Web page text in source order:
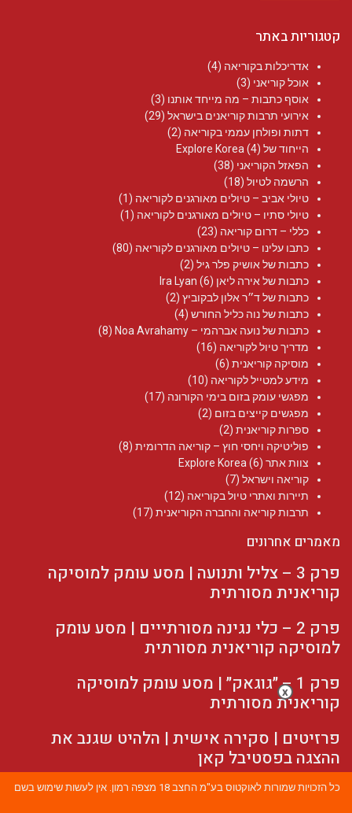
קטגוריות באתר
אדריכלות בקוריאה (4)
אוכל קוריאני (3)
אוסף כתבות – מה מייחד אותנו (3)
אירועי תרבות קוריאנים בישראל (29)
דתות ופולחן עממי בקוריאה (2)
הייחוד של Explore Korea (4)
הפאזל הקוריאני (38)
הרשמה לטיול (18)
טיולי אביב – טיולים מאורגנים לקוריאה (1)
טיולי סתיו – טיולים מאורגנים לקוריאה (1)
כללי – דרום קוריאה (23)
כתבו עלינו – טיולים מאורגנים לקוריאה (80)
כתבות של אושיק פלר גיל (2)
כתבות של אירה ליאן Ira Lyan (6)
כתבות של ד״ר אלון לבקוביץ (2)
כתבות של נוה כליל החורש (4)
כתבות של נועה אברהמי – Noa Avrahamy‏
(8)
מדריך טיול לקוריאה (16)
מוסיקה קוריאנית (6)
מידע למטייל לקוריאה (10)
מפגשי עומק בזום בימי הקורונה (17)
מפגשים קייצים בזום (2)
ספרות קוריאנית (2)
פוליטיקה ויחסי חוץ – קוריאה הדרומית (8)
צוות אתר Explore Korea (6)
קוריאה וישראל (7)
תיירות ואתרי טיול בקוריאה (12)
תרבות קוריאה והחברה הקוריאנית (17)
מאמרים אחרונים
פרק 3 – צליל ותנועה | מסע עומק למוסיקה
קוריאנית מסורתית
פרק 2 – כלי נגינה מסורתייים | מסע עומק
למוסיקה קוריאנית מסורתית
פרק 1 – ״גוגאק״ | מסע עומק למוסיקה
קוריאנית מסורתית
פרזיטים | סקירה אישית | הלהיט שגנב את
ההצגה בפסטיבל קאן
כל הזכויות שמורות לאוקטוס בע"מ החצב 18 מצפה רמון. אין לעשות שימוש בשם
x